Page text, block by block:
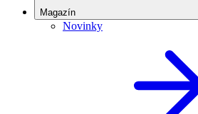
Magazín
Novinky